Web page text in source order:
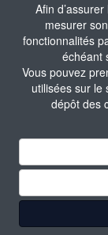
Afin
mesurer
fonctionnalités
échéant
Vous pouvez
utilisées sur le
dépôt des